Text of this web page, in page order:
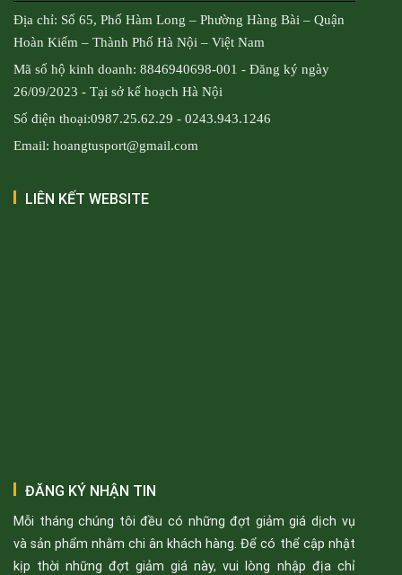
Địa chỉ: Số 65, Phố Hàm Long – Phường Hàng Bài – Quận
Hoàn Kiếm – Thành Phố Hà Nội – Việt Nam
Mã số hộ kinh doanh: 8846940698-001 - Đăng ký ngày
26/09/2023 - Tại sở kế hoạch Hà Nội
Số điện thoại:0987.25.62.29 - 0243.943.1246
Email: hoangtusport@gmail.com
LIÊN KẾT WEBSITE
ĐĂNG KÝ NHẬN TIN
Mỗi tháng chúng tôi đều có những đợt giảm giá dịch vụ
và sản phẩm nhằm chi ân khách hàng. Để có thể cập nhật
kịp thời những đợt giảm giá này, vui lòng nhập địa chỉ